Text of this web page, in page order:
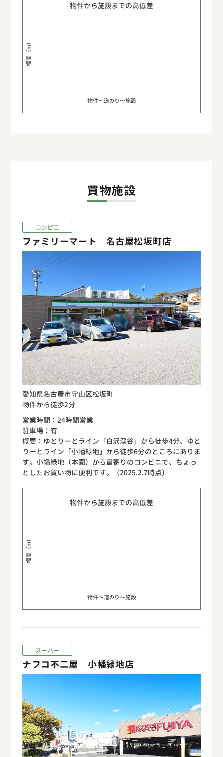
物件から施設までの高低差
標高（m）
物件〜道のり〜施設
買物施設
コンビ二
ファミリーマート 名古屋松坂町店
愛知県名古屋市守山区松坂町
物件から徒歩2分
営業時間：24時間営業
駐車場：有
概要：ゆとりーとライン「白沢渓谷」から徒歩4分、ゆと
りーとライン「小幡緑地」から徒歩6分のところにありま
す。小幡緑地（本園）から最寄りのコンビニで、ちょっ
としたお買い物に便利です。（2025.2.7時点）
物件から施設までの高低差
標高（m）
物件〜道のり〜施設
スーパー
ナフコ不二屋 小幡緑地店